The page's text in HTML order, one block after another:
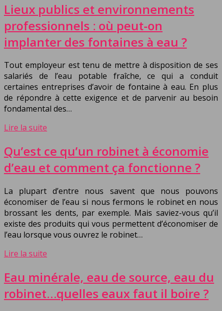
Lieux publics et environnements
professionnels : où peut-on
implanter des fontaines à eau ?
Tout employeur est tenu de mettre à disposition de ses
salariés de l’eau potable fraîche, ce qui a conduit
certaines entreprises d’avoir de fontaine à eau. En plus
de répondre à cette exigence et de parvenir au besoin
fondamental des…
Lire la suite
Qu’est ce qu’un robinet à économie
d’eau et comment ça fonctionne ?
La plupart d’entre nous savent que nous pouvons
économiser de l’eau si nous fermons le robinet en nous
brossant les dents, par exemple. Mais saviez-vous qu’il
existe des produits qui vous permettent d’économiser de
l’eau lorsque vous ouvrez le robinet…
Lire la suite
Eau minérale, eau de source, eau du
robinet…quelles eaux faut il boire ?